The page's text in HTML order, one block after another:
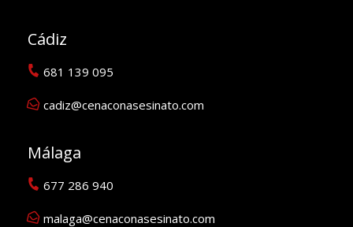
Cádiz
681 139 095
cadiz@cenaconasesinato.com
Málaga
677 286 940
malaga@cenaconasesinato.com